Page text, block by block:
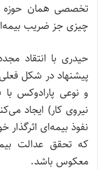
تخصصی همان حوزه
چیزی جز ضریب
حیدری با انتقاد
پیشنهاد در شکل فعلی
و نوعی پارادوکس
نیروی کار) ایجاد
نفوذ بیمه‌ای
که تحقق عدالت
معکوس باشد.